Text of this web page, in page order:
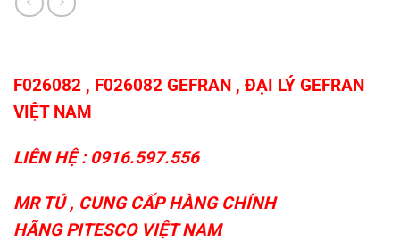
F026082 , F026082 GEFRAN , ĐẠI LÝ GEFRAN
VIỆT NAM
LIÊN HỆ : 0916.597.556
MR TÚ , CUNG CẤP HÀNG CHÍNH
HÃNGPITESCO VIỆT NAM